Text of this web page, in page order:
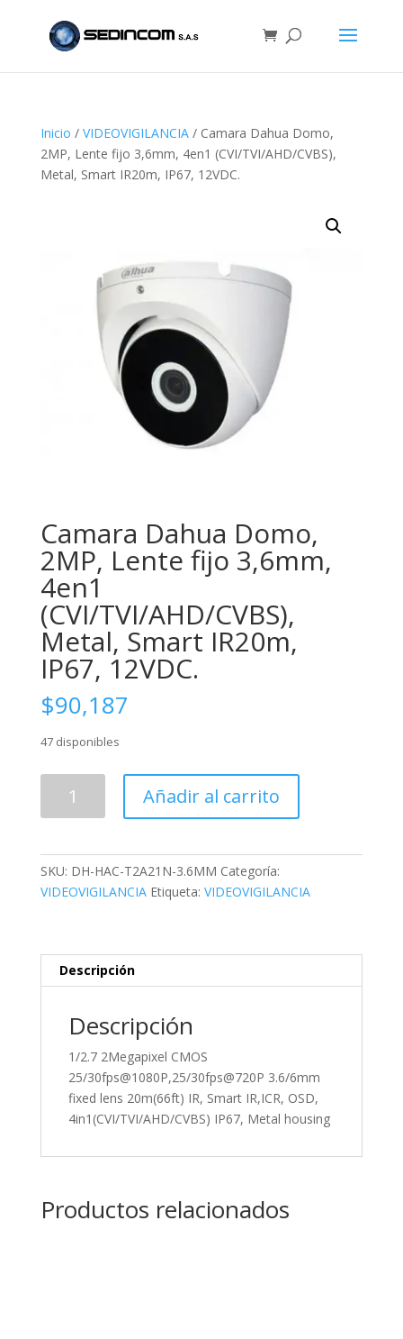
Inicio / VIDEOVIGILANCIA/ Camara Dahua Domo,
2MP, Lente fijo 3,6mm, 4en1 (CVI/TVI/AHD/CVBS),
Metal, Smart IR20m, IP67, 12VDC.
Camara Dahua Domo,
2MP, Lente fijo 3,6mm,
4en1
(CVI/TVI/AHD/CVBS),
Metal, Smart IR20m,
IP67, 12VDC.
$90,187
47 disponibles
Dahua
Lente
fijo
Metal,
Smart
12VDC.
cantidad
Añadir al carrito
SKU: DH-HAC-T2A21N-3.6MM Categoría:
VIDEOVIGILANCIA Etiqueta: VIDEOVIGILANCIA
Descripción
Descripción
1/2.7 2Megapixel CMOS
25/30fps@1080P,25/30fps@720P 3.6/6mm
fixed lens 20m(66ft) IR, Smart IR,ICR, OSD,
4in1(CVI/TVI/AHD/CVBS) IP67, Metal housing
Productos relacionados